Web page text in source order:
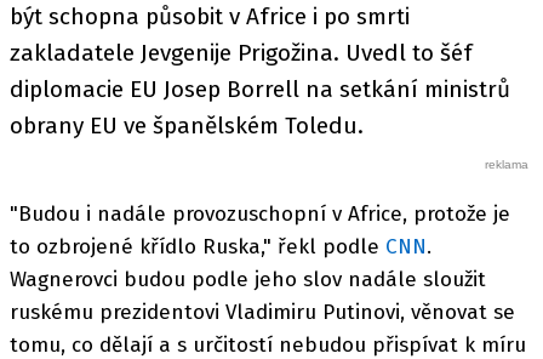
být schopna působit v Africe i po smrti
zakladatele Jevgenije Prigožina. Uvedl to šéf
diplomacie EU Josep Borrell na setkání ministrů
obrany EU ve španělském Toledu.
"Budou i nadále provozuschopní v Africe, protože je
to ozbrojené křídlo Ruska," řekl podle CNN.
Wagnerovci budou podle jeho slov nadále sloužit
ruskému prezidentovi Vladimiru Putinovi, věnovat se
tomu, co dělají a s určitostí nebudou přispívat k míru